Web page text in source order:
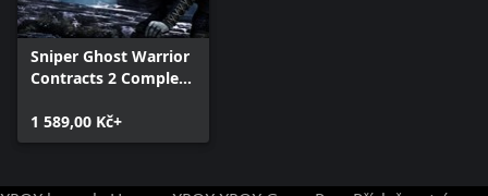
Sniper Ghost Warrior
Contracts 2 Complete
1 589,00 Kč+